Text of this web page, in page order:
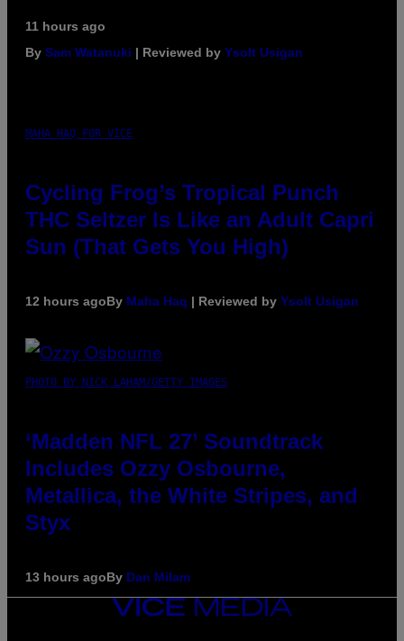
11 hours ago
By Sam Watanuki | Reviewed by Ysolt Usigan
MAHA HAQ FOR VICE
Cycling Frog’s Tropical Punch
THC Seltzer Is Like an Adult Capri
Sun (That Gets You High)
12 hours agoBy Maha Haq | Reviewed by Ysolt Usigan
PHOTO BY NICK LAHAM/GETTY IMAGES
‘Madden NFL 27’ Soundtrack
Includes Ozzy Osbourne,
Metallica, the White Stripes, and
Styx
13 hours agoBy Dan Milam
VICE